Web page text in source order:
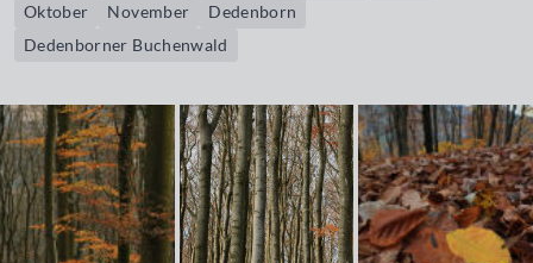
Oktober
November
Dedenborn
Dedenborner Buchenwald